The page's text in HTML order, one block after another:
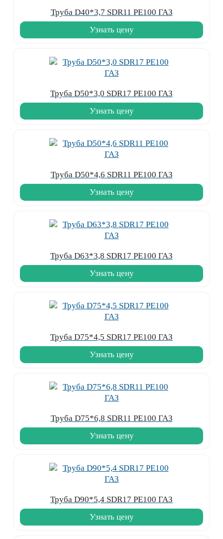
Труба D40*3,7 SDR11 PE100 ГАЗ
Узнать цену
Труба D50*3,0 SDR17 PE100 ГАЗ
Узнать цену
Труба D50*4,6 SDR11 PE100 ГАЗ
Узнать цену
Труба D63*3,8 SDR17 PE100 ГАЗ
Узнать цену
Труба D75*4,5 SDR17 PE100 ГАЗ
Узнать цену
Труба D75*6,8 SDR11 PE100 ГАЗ
Узнать цену
Труба D90*5,4 SDR17 PE100 ГАЗ
Узнать цену